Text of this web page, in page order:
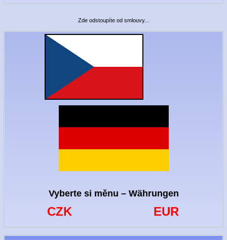
Zde odstoupíte od smlouvy...
Vyberte si měnu – Währungen
CZK EUR